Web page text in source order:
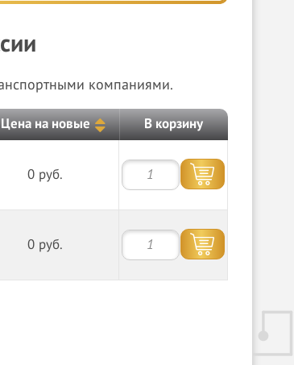
компаниями.
Цена на новые В корзину
0 руб.
0 руб.